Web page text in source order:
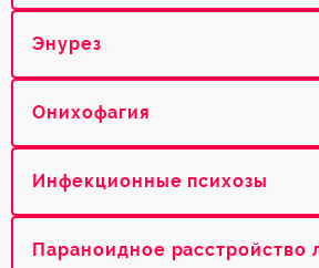
Энурез
Онихофагия
Инфекционные психозы
Параноидное расстройство